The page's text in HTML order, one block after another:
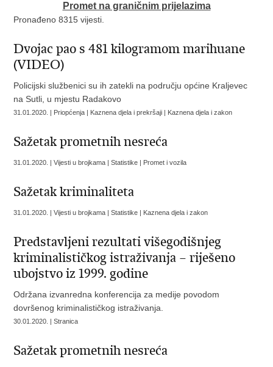
Promet na graničnim prijelazima
Pronađeno 8315 vijesti.
Dvojac pao s 481 kilogramom marihuane
(VIDEO)
Policijski službenici su ih zatekli na području općine Kraljevec
na Sutli, u mjestu Radakovo
31.01.2020. | Priopćenja | Kaznena djela i prekršaji | Kaznena djela i zakon
Sažetak prometnih nesreća
31.01.2020. | Vijesti u brojkama | Statistike | Promet i vozila
Sažetak kriminaliteta
31.01.2020. | Vijesti u brojkama | Statistike | Kaznena djela i zakon
Predstavljeni rezultati višegodišnjeg
kriminalističkog istraživanja – riješeno
ubojstvo iz 1999. godine
Održana izvanredna konferencija za medije povodom
dovršenog kriminalističkog istraživanja.
30.01.2020. | Stranica
Sažetak prometnih nesreća